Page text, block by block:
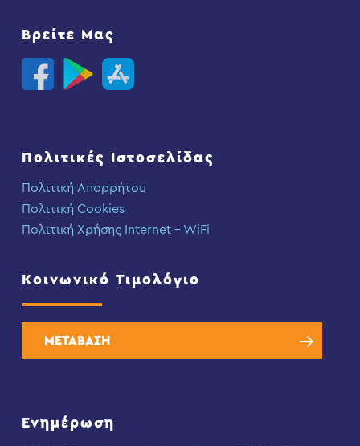
Βρείτε Μας
Πολιτικές Ιστοσελίδας
Πολιτική Απορρήτου
Πολιτική Cookies
Πολιτική Χρήσης Internet – WiFi
Κοινωνικό Τιμολόγιο
ΜΕΤΑΒΑΣΗ
Ενημέρωση